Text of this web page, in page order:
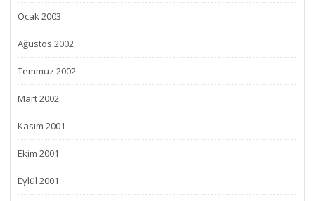
Ocak 2003
Ağustos 2002
Temmuz 2002
Mart 2002
Kasım 2001
Ekim 2001
Eylül 2001